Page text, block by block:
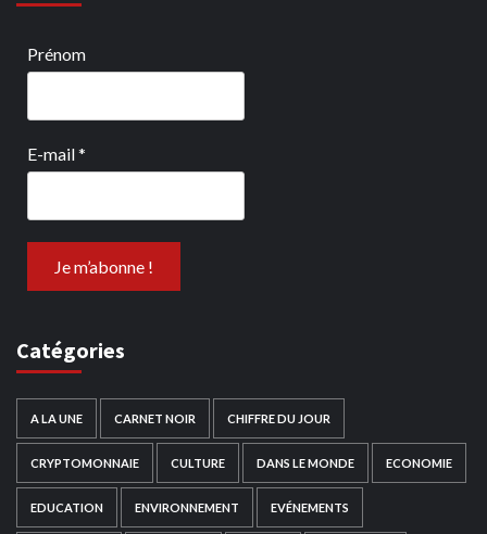
Prénom
E-mail*
Catégories
A LA UNE CARNET NOIR CHIFFRE DU JOUR
CRYPTOMONNAIE CULTURE DANS LE MONDE ECONOMIE
EDUCATION ENVIRONNEMENT EVÉNEMENTS